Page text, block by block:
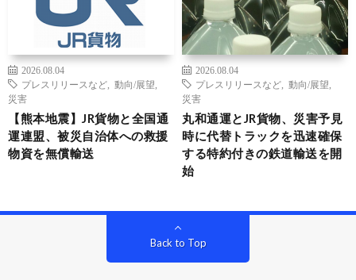
2026.08.04
プレスリリースなど
動向/展望
災害
【熊本地震】JR貨物と全国通
運連盟、被災自治体への救援
物資を無償輸送
2026.08.04
プレスリリースなど
動向/展望
災害
丸和通運とJR貨物、災害予見
時に代替トラックを迅速確保
する特約付きの鉄道輸送を開
始
Back to Top